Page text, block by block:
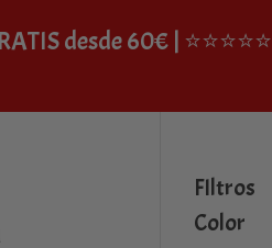
desde 60€ | ⭐⭐⭐⭐⭐
FIltros
Color